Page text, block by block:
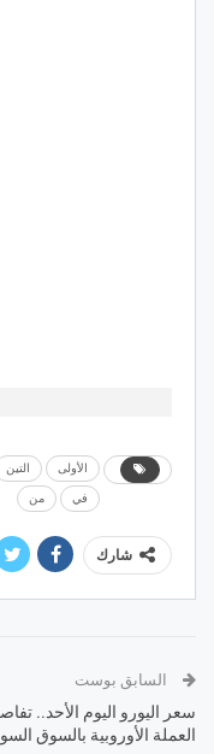
الأولى التين
في من
شارك
السابق بوست
سعر اليورو اليوم الأحد..
العملة الأوروبية بالسوق